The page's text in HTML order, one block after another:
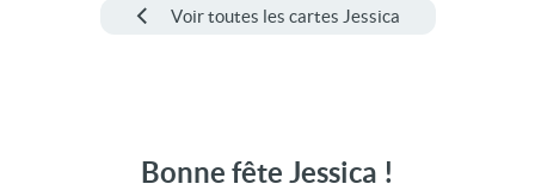
Voir toutes les cartes Jessica
Bonne fête Jessica !